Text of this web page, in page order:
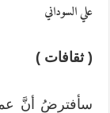
علي السوداني
( ثقافات )
سأفترضُ أنَّ